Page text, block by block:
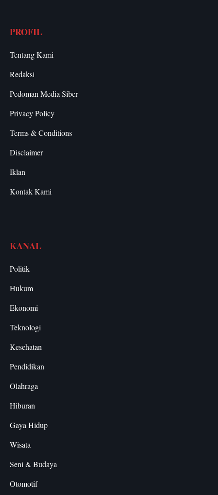
PROFIL
Tentang Kami
Redaksi
Pedoman Media Siber
Privacy Policy
Terms & Conditions
Disclaimer
Iklan
Kontak Kami
KANAL
Politik
Hukum
Ekonomi
Teknologi
Kesehatan
Pendidikan
Olahraga
Hiburan
Gaya Hidup
Wisata
Seni & Budaya
Otomotif